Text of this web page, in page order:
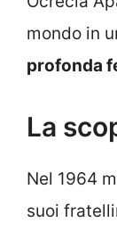
mondo in
profonda
La
Nel 1964
suoi